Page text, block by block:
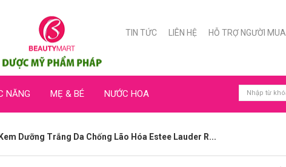
TIN TỨC LIÊN HỆ HỖ TRỢ NGƯỜI MUA
NĂNG MẸ & BÉ NƯỚC HOA
Kem Dưỡng Trắng Da Chống Lão Hóa Estee Lauder R...